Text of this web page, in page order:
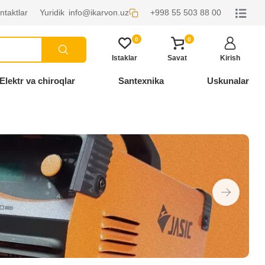
Yuridik info@ikarvon.uz +998 55 503 88 00
0
Istaklar
0
Savat Kirish
Elektr va chiroqlar Santexnika Uskunalar